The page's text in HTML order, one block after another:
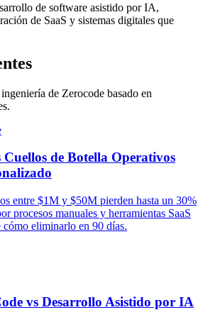
de software asistido por IA,
de SaaS y sistemas digitales que
de Zerocode basado en
de Botella Operativos
entre $1M y $50M pierden hasta un 30%
procesos manuales y herramientas SaaS
cómo eliminarlo en 90 días.
vs Desarrollo Asistido por IA